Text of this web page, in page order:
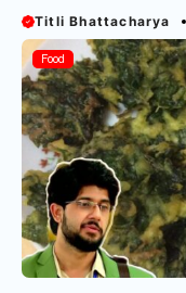
Titli Bhattacharya
Food